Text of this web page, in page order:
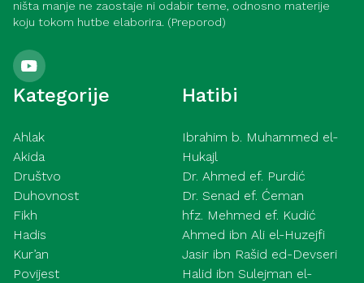
ništa manje ne zaostaje ni odabir teme, odnosno materije
koju tokom hutbe elaborira. (Preporod)
Kategorije
Ahlak
Akida
Društvo
Duhovnost
Fikh
Hadis
Kur’an
Povijest
Hatibi
Ibrahim b. Muhammed el-
Hukajl
Dr. Ahmed ef. Purdić
Dr. Senad ef. Ćeman
hfz. Mehmed ef. Kudić
Ahmed ibn Ali el-Huzejfi
Jasir ibn Rašid ed-Devseri
Halid ibn Sulejman el-